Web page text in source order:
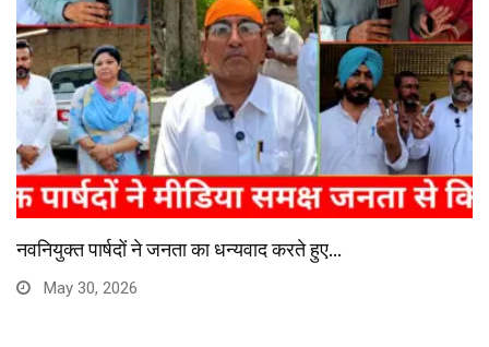
भाजपा नेत्री का आरोप, वोट डालने से रोका…
May 28, 2026